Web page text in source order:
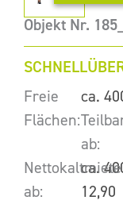
Objekt Nr.
Freie
Flächen:
ca.
ab:
ca.
Nettokaltmiete
ab:
12,90